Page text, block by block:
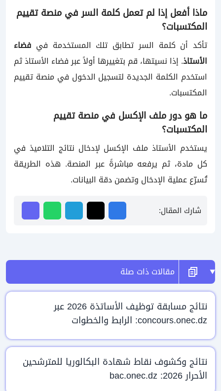
ماذا أفعل إذا لم تعمل كلمة السر في منصة تقييم
المكتسبات؟
تأكد أن كلمة السر تطابق تلك المستخدمة في فضاء
الأستاذ. إذا نسيتها، قم بتغييرها أولاً عبر فضاء الأستاذ ثم
استخدم الكلمة الجديدة لتسجيل الدخول في منصة تقييم
المكتسبات.
ما هو دور ملف الإكسل في منصة تقييم
المكتسبات؟
يستخدم الأستاذ ملف الإكسل لإدخال نتائج التلاميذ في
كل مادة، ثم يرفعه مباشرةً عبر المنصة. هذه الطريقة
تُسرّع عملية الإدخال وتضمن دقة البيانات.
شارك المقال:
مقالات ذات صلة
نتائج مسابقة توظيف الأساتذة 2026 عبر
concours.onec.dz: الرابط والخطوات
نتائج وكشوف نقاط شهادة البكالوريا للمترشحين
الأحرار 2026: bac.onec.dz